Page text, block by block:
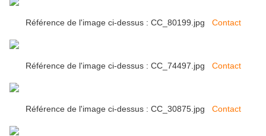
Référence de l'image ci-dessus : CC_80199.jpg Contact
Référence de l'image ci-dessus : CC_74497.jpg Contact
Référence de l'image ci-dessus : CC_30875.jpg Contact